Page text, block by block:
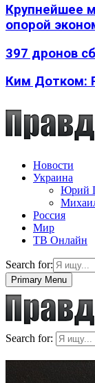
Крупнейшее
опорой
397 дронов
Ким Дотком:
Новости
Украина
Юрий
Россия
Мир
ТВ Онлайн
Search for:
Primary Menu
Search for: